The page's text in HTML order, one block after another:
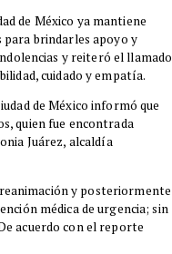
de México ya mantiene
brindarles apoyo y
y reiteró el llamado
cuidado y empatía.
de México informó que
quien fue encontrada
Juárez, alcaldía
y posteriormente
médica de urgencia; sin
acuerdo con el reporte